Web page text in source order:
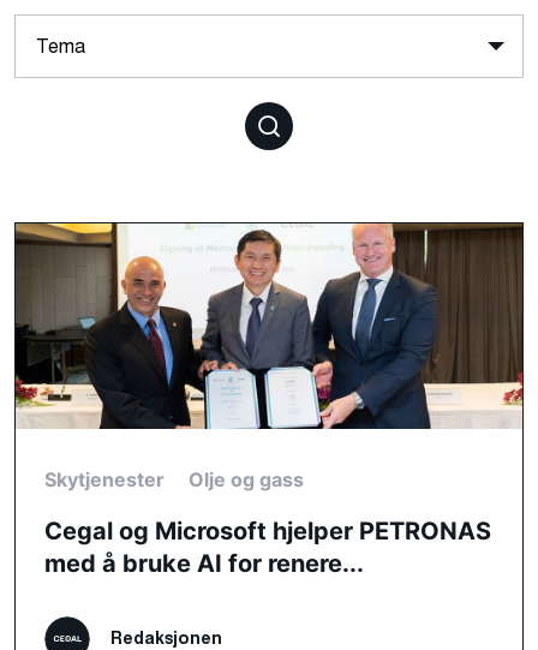
Skytjenester Olje og gass
Cegal og Microsoft hjelper PETRONAS
med å bruke AI for renere...
Redaksjonen